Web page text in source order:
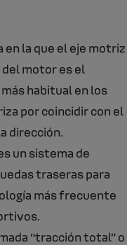
en la que el eje motriz
del motor es el
habitual en los
por coincidir con el
dirección.
un sistema de
traseras para
más frecuente
“tracción total” o